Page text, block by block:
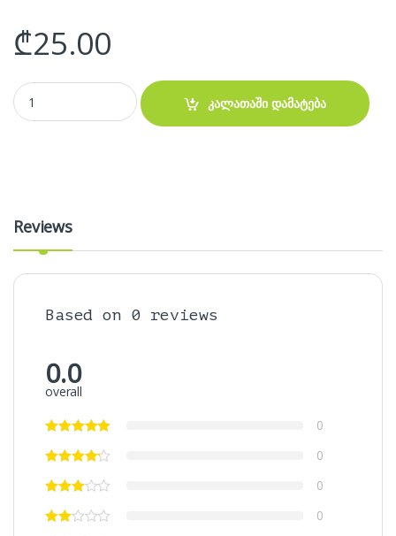
₾25.00
ASUS X501 X550 X552 F550 კლავიატურა quantity
კალათაში დამატება
Reviews
Based on 0 reviews
0.0
overall
0
0
0
0